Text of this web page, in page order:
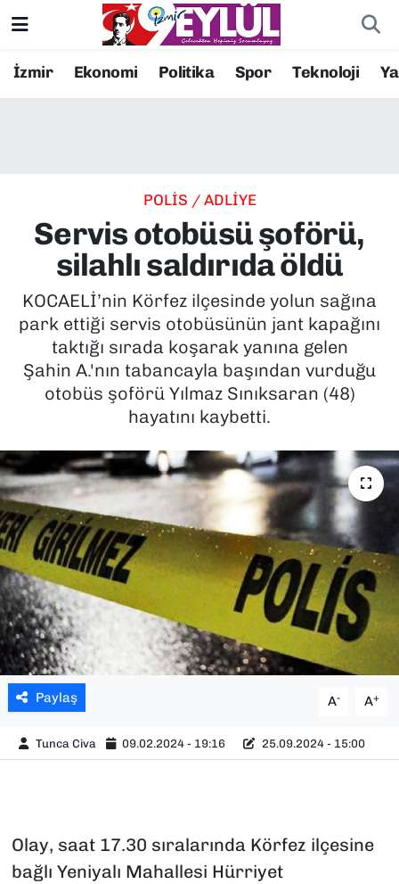
İzmir Ekonomi Politika Spor Teknoloji
POLİS / ADLİYE
Servis otobüsü şoförü,
silahlı saldırıda öldü
KOCAELİ’nin Körfez ilçesinde yolun sağına
park ettiği servis otobüsünün jant kapağını
taktığı sırada koşarak yanına gelen
Şahin A.'nın tabancayla başından vurduğu
otobüs şoförü Yılmaz Sınıksaran (48)
hayatını kaybetti.
Paylaş A- A+
Tunca Civa 09.02.2024 - 19:16 25.09.2024 - 15:00
Olay, saat 17.30 sıralarında Körfez ilçesine
bağlı Yeniyalı Mahallesi Hürriyet
Resmi İlanlar
EKONOMİ
KÜLTÜR SANAT
MAGAZİN
POLİTİKA
SPOR
TEKNOLOJİ
YAŞAM
YEREL YÖNETİMLER
Konak Nöbetçi Eczaneler
Süper Lig Puan Durumu ve Fikstür
Tüm Manşetler
Son Dakika Haberleri
Haber Arşivi